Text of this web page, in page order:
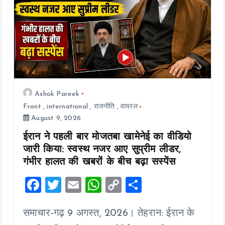
o
n
Ashok Pareek
Front ,international , राजनीति , वायरल
August 9, 2026
ईरान ने पहली बार मोजतबा खामेनेई का वीडियो
जारी किया: स्वस्थ नजर आए सुप्रीम लीडर,
गंभीर हालत की खबरों के बीच बढ़ा सस्पेंस
F
ce
T
tt
E
ai
W
at
C
p
a
समाचार-गढ़ 9 अगस्त, 2026। तेहरान: ईरान के